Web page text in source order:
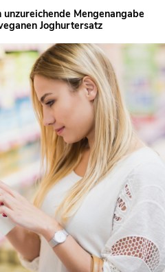
Mengenangabe
Joghurtersatz